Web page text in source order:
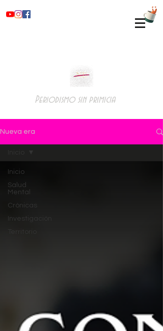
Periodismo sin primicia
Nueva era
Inicio
Salud
Mental
Crónicas
Investigación